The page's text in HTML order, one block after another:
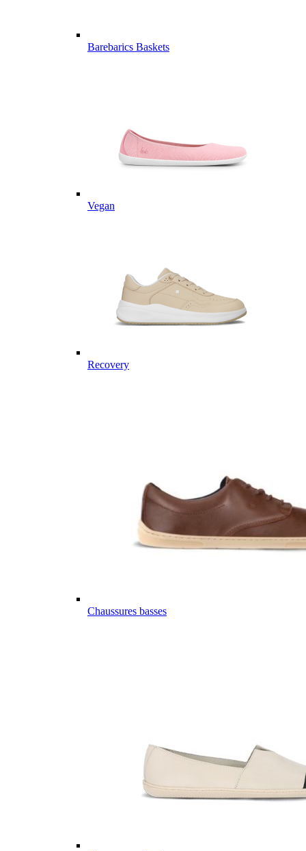
Barebarics Baskets
Vegan
Recovery
Chaussures basses